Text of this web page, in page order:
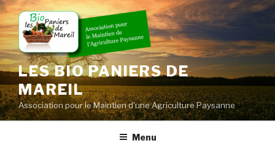
Skip
to
content
LES BIO PANIERS DE
MAREIL
Association pour le Maintien d'une Agriculture Paysanne
Menu